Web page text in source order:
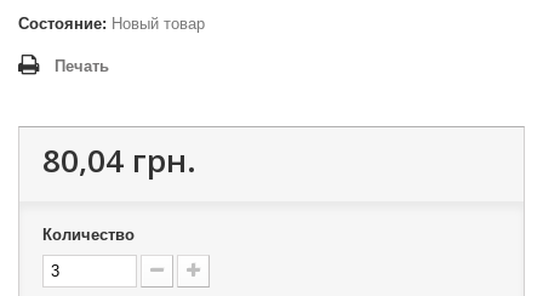
Состояние: Новый товар
Печать
80,04 грн.
Количество